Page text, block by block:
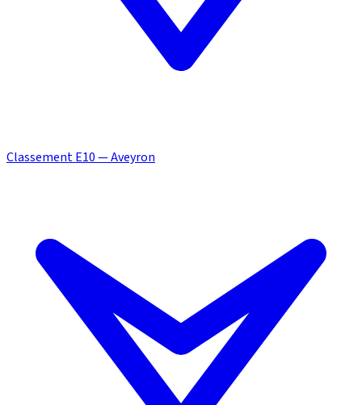
Classement E10 — Aveyron